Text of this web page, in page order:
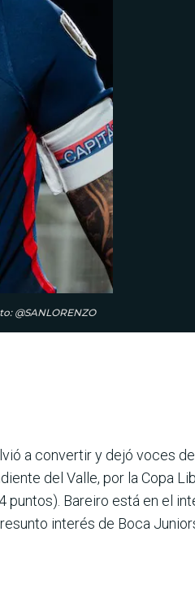
@SANLORENZO
a convertir y dejó voces
del Valle, por la Copa
puntos). Bareiro está en el
interés de Boca